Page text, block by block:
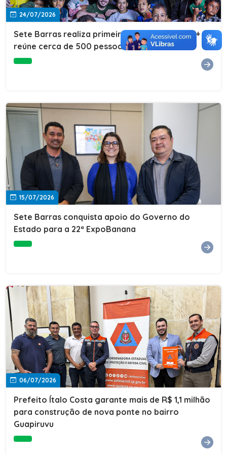
24/07/2026
Sete Barras realiza primeira edição do Cuidar+ e
reúne cerca de 500 pessoas na Vila São João
15/07/2026
Sete Barras conquista apoio do Governo do
Estado para a 22ª ExpoBanana
06/07/2026
Prefeito Ítalo Costa garante mais de R$ 1,1 milhão
para construção de nova ponte no bairro
Guapiruvu